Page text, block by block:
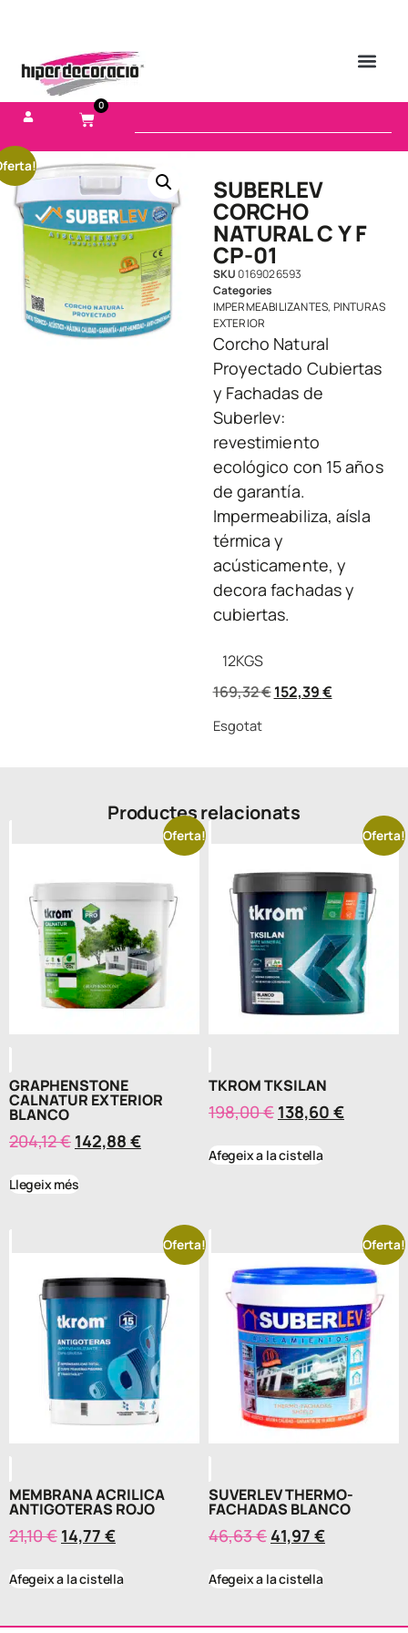
0
SUBERLEV
CORCHO
NATURAL C Y F
CP-01
SKU0169026593
Categories
IMPERMEABILIZANTES, PINTURAS
EXTERIOR
Corcho Natural
Proyectado Cubiertas
y Fachadas de
Suberlev:
revestimiento
ecológico con 15 años
de garantía.
Impermeabiliza, aísla
térmica y
acústicamente, y
decora fachadas y
cubiertas.
12KGS
169,32€ 152,39€
Esgotat
Productes relacionats
Oferta!
GRAPHENSTONE
CALNATUR EXTERIOR
BLANCO
204,12€ 142,88 €
Llegeix més
Oferta!
TKROM TKSILAN
198,00€ 138,60 €
Afegeix a la cistella
Oferta!
MEMBRANA ACRILICA
ANTIGOTERAS ROJO
21,10€ 14,77 €
Afegeix a la cistella
Oferta!
SUVERLEV THERMO-
FACHADAS BLANCO
46,63€ 41,97 €
Afegeix a la cistella